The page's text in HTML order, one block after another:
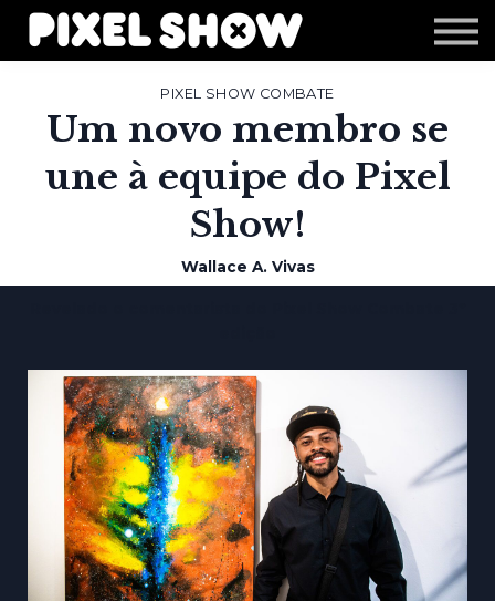
Shop
Revista Zupi
Editais
Login
PIXEL SHOW COMBATE
Um novo membro se
une à equipe do Pixel
Show!
Wallace A. Vivas